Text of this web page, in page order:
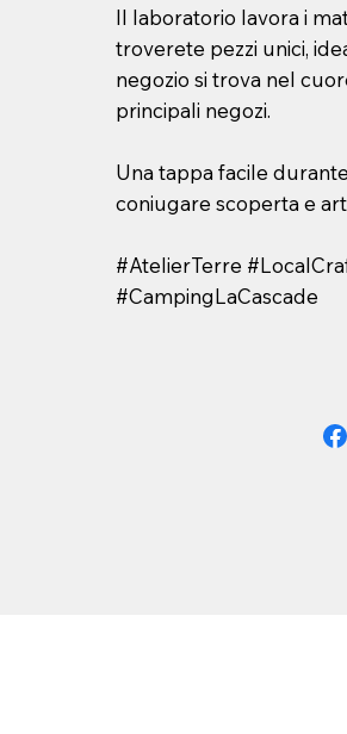
Il laboratorio lavora i
troverete pezzi unici,
negozio si trova nel
principali negozi.
Una tappa facile
coniugare scoperta e
#AtelierTerre
#CampingLaCascade